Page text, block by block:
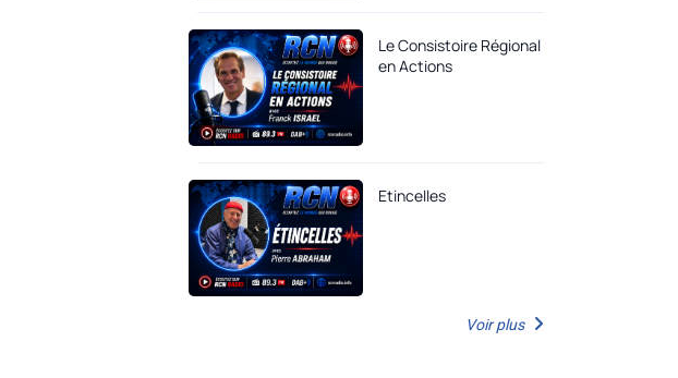
Le Consistoire Régional
en Actions
Etincelles
Voir plus